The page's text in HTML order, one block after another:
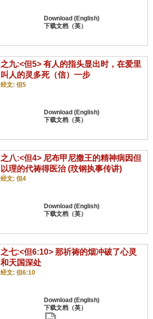
之九:<但5> 有人的指头显出时，在爱里
叫人的灵多死（信）一步
经文: 但5
之八:<但4> 尼布甲尼撒王的精神病因但
以理的代祷得医治 (玟钢执事传讲)
经文: 但4
之七:<但6:10> 那祈祷的烟冲破了心灵
和天国深处
经文: 但6:10